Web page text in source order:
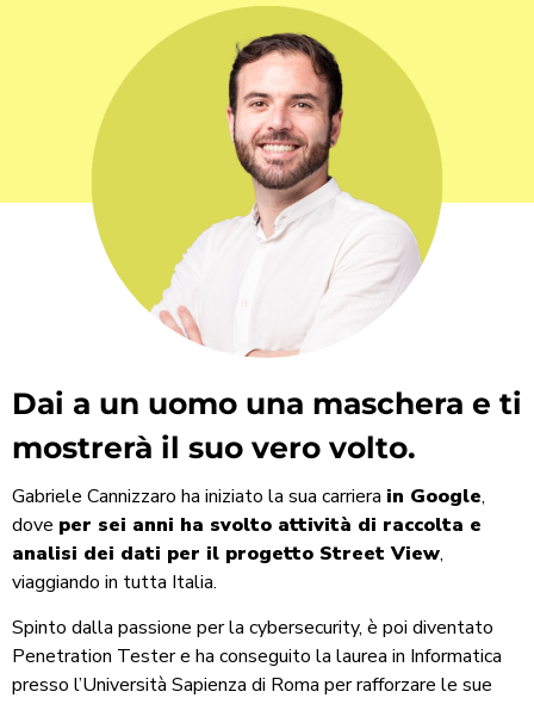
Dai a un uomo una maschera e ti
mostrerà il suo vero volto.
Gabriele Cannizzaro ha iniziato la sua carriera in Google,
dove per sei anni ha svolto attività di raccolta e
analisi dei dati per il progetto Street View,
viaggiando in tutta Italia.
Spinto dalla passione per la cybersecurity, è poi diventato
Penetration Tester e ha conseguito la laurea in Informatica
presso l’Università Sapienza di Roma per rafforzare le sue